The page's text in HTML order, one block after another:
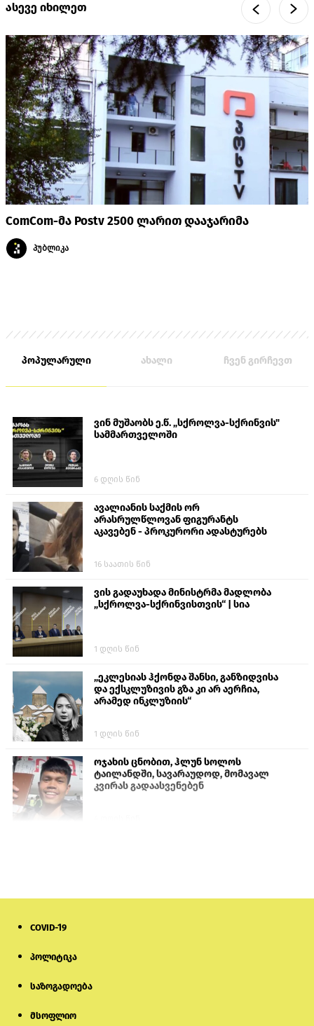
ასევე იხილეთ
ComCom-მა Postv 2500 ლარით დააჯარიმა
პუბლიკა
პოპულარული ახალი ჩვენ გირჩევთ
ვინ მუშაობს ე.წ. „სქროლვა-სქრინვის"
სამმართველოში
6 დღის წინ
ავალიანის საქმის ორ
არასრულწლოვან ფიგურანტს
აკავებენ - პროკურორი ადასტურებს
16 საათის წინ
ვის გადაუხადა მინისტრმა მადლობა
„სქროლვა-სქრინვისთვის“ | სია
1 დღის წინ
„ეკლესიას ჰქონდა შანსი, განზიდვისა
და ექსკლუზივის გზა კი არ აერჩია,
არამედ ინკლუზიის“
1 დღის წინ
ოჯახის ცნობით, ჰლუნ სოლოს
ტაილანდში, სავარაუდოდ, მომავალ
კვირას გადაასვენებენ
COVID-19
პოლიტიკა
საზოგადოება
მსოფლიო